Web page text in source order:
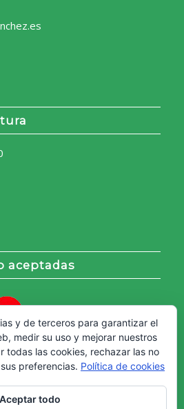
aceptadas
y de terceros para garantizar el
medir su uso y mejorar nuestros
todas las cookies, rechazar las no
preferencias. Política de cookies
Aceptar todo